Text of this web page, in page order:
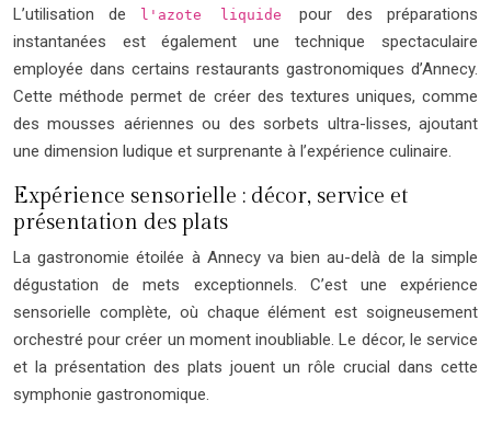
L’utilisation de l'azote liquidepour des préparations
instantanées est également une technique spectaculaire
employée dans certains restaurants gastronomiques d’Annecy.
Cette méthode permet de créer des textures uniques, comme
des mousses aériennes ou des sorbets ultra-lisses, ajoutant
une dimension ludique et surprenante à l’expérience culinaire.
Expérience sensorielle : décor, service et
présentation des plats
La gastronomie étoilée à Annecy va bien au-delà de la simple
dégustation de mets exceptionnels. C’est une expérience
sensorielle complète, où chaque élément est soigneusement
orchestré pour créer un moment inoubliable. Le décor, le service
et la présentation des plats jouent un rôle crucial dans cette
symphonie gastronomique.